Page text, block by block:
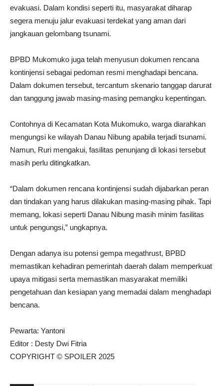
evakuasi. Dalam kondisi seperti itu, masyarakat diharap
segera menuju jalur evakuasi terdekat yang aman dari
jangkauan gelombang tsunami.
BPBD Mukomuko juga telah menyusun dokumen rencana
kontinjensi sebagai pedoman resmi menghadapi bencana.
Dalam dokumen tersebut, tercantum skenario tanggap darurat
dan tanggung jawab masing-masing pemangku kepentingan.
Contohnya di Kecamatan Kota Mukomuko, warga diarahkan
mengungsi ke wilayah Danau Nibung apabila terjadi tsunami.
Namun, Ruri mengakui, fasilitas penunjang di lokasi tersebut
masih perlu ditingkatkan.
“Dalam dokumen rencana kontinjensi sudah dijabarkan peran
dan tindakan yang harus dilakukan masing-masing pihak. Tapi
memang, lokasi seperti Danau Nibung masih minim fasilitas
untuk pengungsi,” ungkapnya.
Dengan adanya isu potensi gempa megathrust, BPBD
memastikan kehadiran pemerintah daerah dalam memperkuat
upaya mitigasi serta memastikan masyarakat memiliki
pengetahuan dan kesiapan yang memadai dalam menghadapi
bencana.
Pewarta: Yantoni
Editor : Desty Dwi Fitria
COPYRIGHT © SPOILER 2025